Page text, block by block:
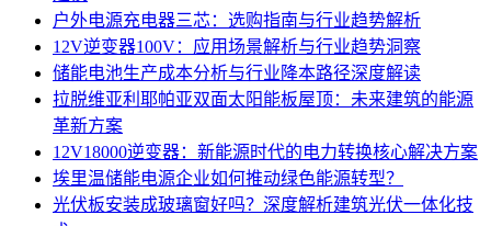
户外电源充电器三芯：选购指南与行业趋势解析
12V逆变器100V：应用场景解析与行业趋势洞察
储能电池生产成本分析与行业降本路径深度解读
拉脱维亚利耶帕亚双面太阳能板屋顶：未来建筑的能源
革新方案
12V18000逆变器：新能源时代的电力转换核心解决方案
埃里温储能电源企业如何推动绿色能源转型？
光伏板安装成玻璃窗好吗？深度解析建筑光伏一体化技